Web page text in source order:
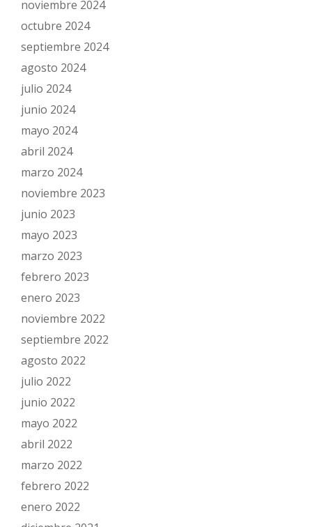
noviembre 2024
octubre 2024
septiembre 2024
agosto 2024
julio 2024
junio 2024
mayo 2024
abril 2024
marzo 2024
noviembre 2023
junio 2023
mayo 2023
marzo 2023
febrero 2023
enero 2023
noviembre 2022
septiembre 2022
agosto 2022
julio 2022
junio 2022
mayo 2022
abril 2022
marzo 2022
febrero 2022
enero 2022